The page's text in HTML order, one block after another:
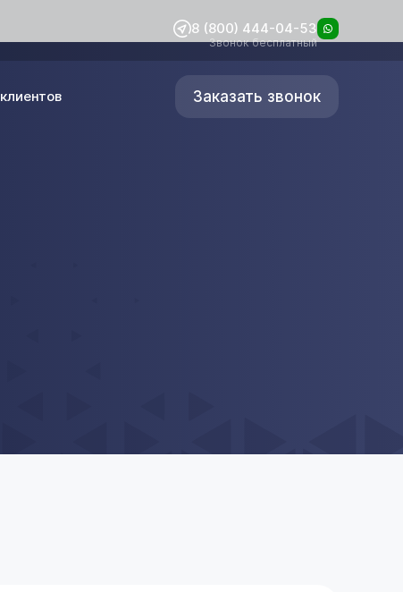
8 (800) 444-04-53
Звонок бесплатный
Заказать звонок